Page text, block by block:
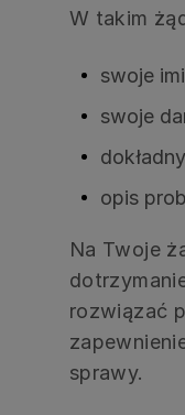
W takim
swoje
swoje
opis
Na Twoje
rozwiązać
sprawy.